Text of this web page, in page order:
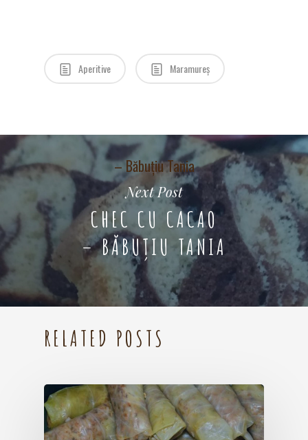
Aperitive Maramureș
Next Post
CHEC CU CACAO
– BĂBUȚIU TANIA
– Băbuțiu Tania
RELATED POSTS